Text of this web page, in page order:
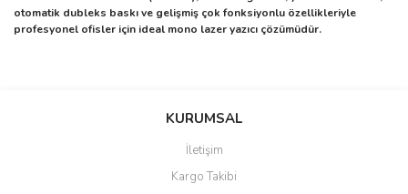
otomatik dubleks baskı ve gelişmiş çok fonksiyonlu özellikleriyle
profesyonel ofisler için ideal mono lazer yazıcı çözümüdür.
Bu ürüne ilk yorumu siz yapın!
Ürün resmi kalitesiz, bozuk veya görüntülenemiyor.
KURUMSAL
İletişim
Kargo Takibi